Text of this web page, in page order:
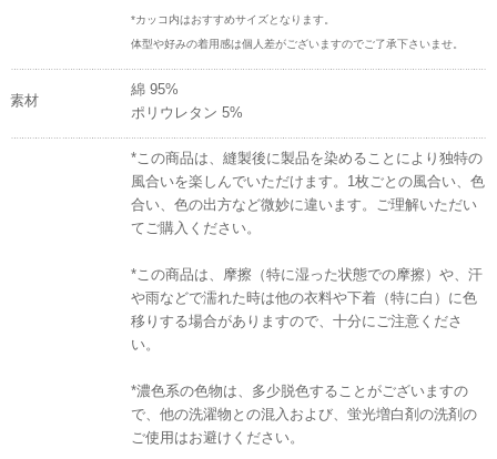
*カッコ内はおすすめサイズとなります。
体型や好みの着用感は個人差がございますのでご了承下さいませ。
素材
綿 95%
ポリウレタン 5%
*この商品は、縫製後に製品を染めることにより独特の
風合いを楽しんでいただけます。1枚ごとの風合い、色
合い、色の出方など微妙に違います。ご理解いただい
てご購入ください。
*この商品は、摩擦（特に湿った状態での摩擦）や、汗
や雨などで濡れた時は他の衣料や下着（特に白）に色
移りする場合がありますので、十分にご注意くださ
い。
*濃色系の色物は、多少脱色することがございますの
で、他の洗濯物との混入および、蛍光増白剤の洗剤の
ご使用はお避けください。